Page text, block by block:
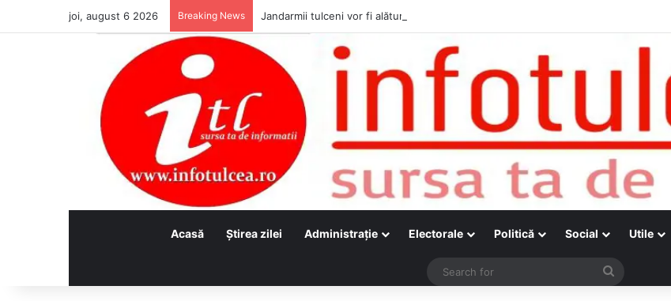
joi, august 6 2026 Breaking News Jandarmii tulceni vor fi alături de cetățenii care vor lua parte la Festivalul Folk Țestos
Acasă Ştirea zilei Administraţie Electorale Politică Social Utile
Search